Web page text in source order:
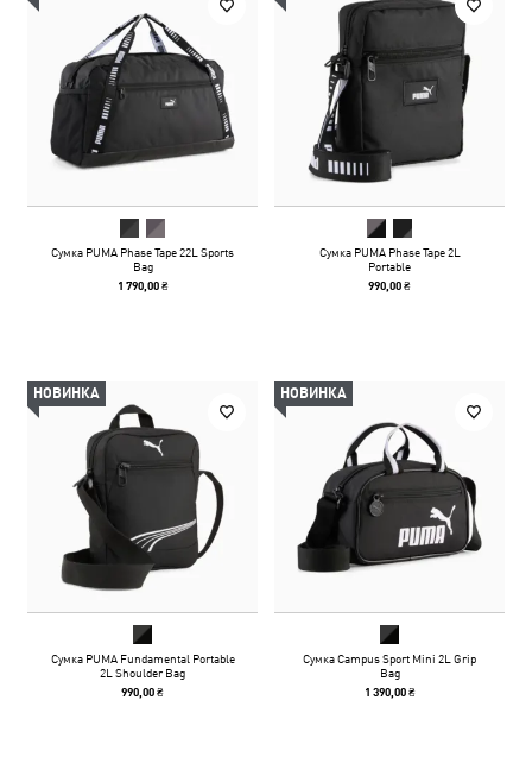
Сумка PUMA Phase Tape 22L Sports
Bag
1 790,00 ₴
Сумка PUMA Phase Tape 2L
Portable
990,00 ₴
НОВИНКА
Сумка PUMA Fundamental Portable
2L Shoulder Bag
990,00 ₴
НОВИНКА
Сумка Campus Sport Mini 2L Grip
Bag
1 390,00 ₴